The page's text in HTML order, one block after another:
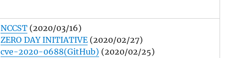
NCCST(2020/03/16)
ZERO DAY INITIATIVE(2020/02/27)
cve-2020-0688(GitHub) (2020/02/25)